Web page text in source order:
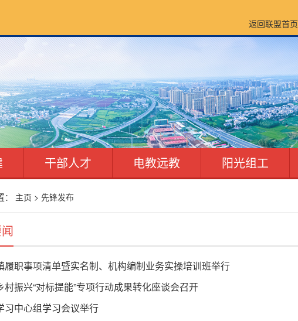
返回联盟首页
干部人才 电教远教 阳光组工
： 主页 > 先锋发布
履职事项清单暨实名制、机构编制业务实操培训班举行
村振兴“对标提能”专项行动成果转化座谈会召开
习中心组学习会议举行